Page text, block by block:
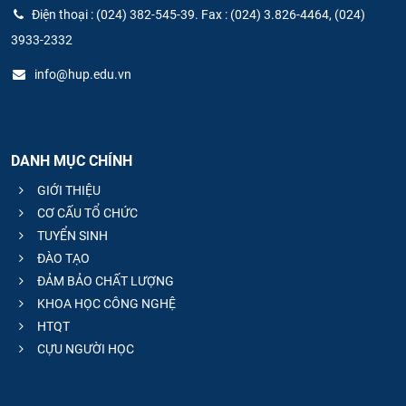
Điện thoại : (024) 382-545-39. Fax : (024) 3.826-4464, (024)
3933-2332
info@hup.edu.vn
DANH MỤC CHÍNH
GIỚI THIỆU
CƠ CẤU TỔ CHỨC
TUYỂN SINH
ĐÀO TẠO
ĐẢM BẢO CHẤT LƯỢNG
KHOA HỌC CÔNG NGHỆ
HTQT
CỰU NGƯỜI HỌC